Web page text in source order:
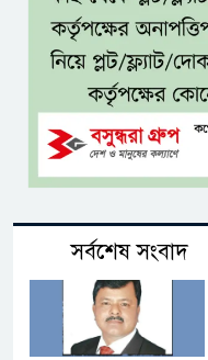
সর্বশেষ সংবাদ